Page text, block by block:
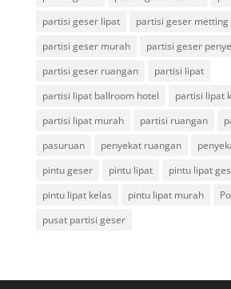
partisi geser lipat
partisi geser metting
partisi geser murah
partisi geser
partisi geser ruangan
partisi lipat
partisi lipat ballroom hotel
partisi lipat
partisi lipat murah
partisi ruangan
pasuruan
penyekat ruangan
pintu geser
pintu lipat
pintu lipat
pintu lipat kelas
pintu lipat murah
pusat partisi geser